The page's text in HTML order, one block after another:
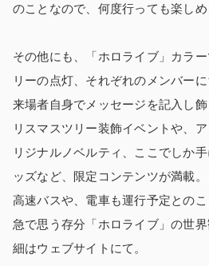
のことなので、何度行っても楽しめ
その他にも、「ホロライブ」カラ
リーの点灯、それぞれのメンバー
来場者自身でメッセージを記入し
リスマスツリー装飾イベントや、
リジナルノベルティ、ここでしか
ッズなど、限定コンテンツが満載
高速バスや、電車も運行予定との
急で思う存分「ホロライブ」の世
細はウェブサイトにて。